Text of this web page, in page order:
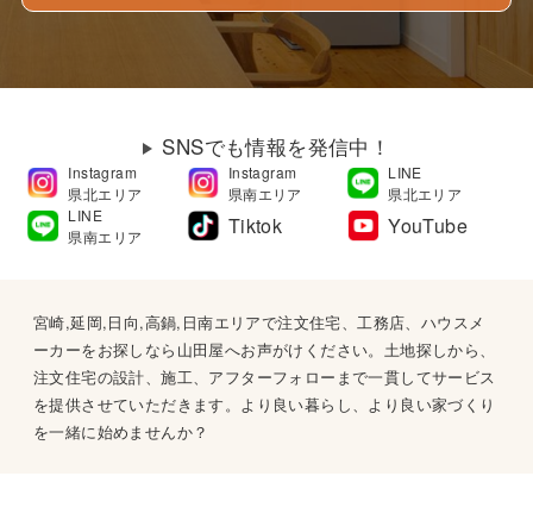
SNSでも情報を発信中！
Instagram
県北エリア
Instagram
県南エリア
LINE
県北エリア
LINE
県南エリア
Tiktok YouTube
宮崎,延岡,日向,高鍋,日南エリアで注文住宅、工務店、ハウスメ
ーカーをお探しなら山田屋へお声がけください。土地探しから、
注文住宅の設計、施工、アフターフォローまで一貫してサービス
を提供させていただきます。より良い暮らし、より良い家づくり
を一緒に始めませんか？